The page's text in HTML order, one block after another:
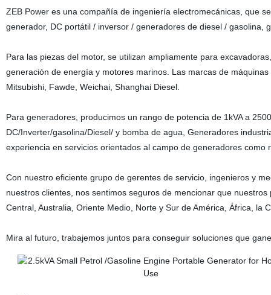
ZEB Power es una compañía de ingeniería electromecánicas, que
generador, DC portátil / inversor / generadores de diesel / gasolina,
Para las piezas del motor, se utilizan ampliamente para
generación de energía y motores marinos. Las marcas de
Mitsubishi, Fawde, Weichai, Shanghai Diesel.
Para generadores, producimos un rango de potencia de 1kVA a
DC/Inverter/gasolina/Diesel/ y bomba de agua, Generadores
experiencia en servicios orientados al campo de generadores
Con nuestro eficiente grupo de gerentes de servicio, ingenieros y
nuestros clientes, nos sentimos seguros de mencionar que
Central, Australia, Oriente Medio, Norte y Sur de América, África, la
Mira al futuro, trabajemos juntos para conseguir soluciones que